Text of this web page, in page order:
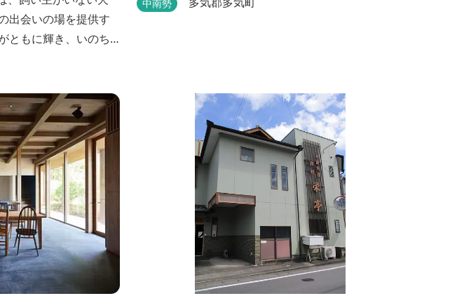
出会いの場を提供す
ともに輝き、いのち
ト保険事業を行う
訪れたペットを一時
をご用意しているほ
中南勢